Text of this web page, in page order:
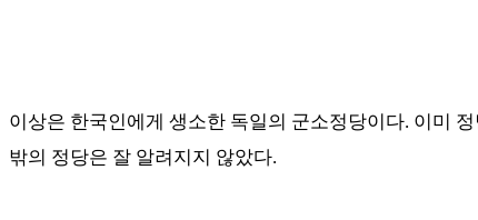
이상은 한국인에게 생소한 독일의 군소정당이다. 이미
밖의 정당은 잘 알려지지 않았다.